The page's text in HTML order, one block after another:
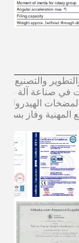
والتصنيع وبعد
في صناعة
المهنية وفاز